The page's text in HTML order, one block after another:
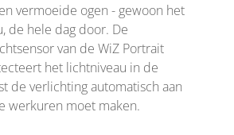
vermoeide ogen - gewoon het
de hele dag door. De
van de WiZ Portrait
het lichtniveau in de
de verlichting automatisch aan
werkuren moet maken.